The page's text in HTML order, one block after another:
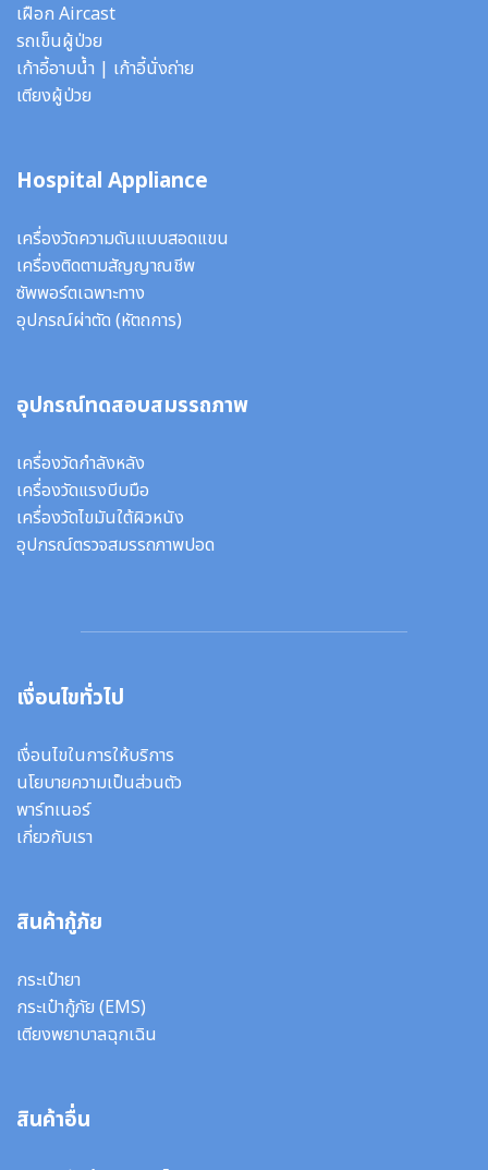
เฝือก Aircast
รถเข็นผู้ป่วย
เก้าอี้อาบน้ำ | เก้าอี้นั่งถ่าย
เตียงผู้ป่วย
Hospital Appliance
เครื่องวัดความดันแบบสอดแขน
เครื่องติดตามสัญญาณชีพ
ซัพพอร์ตเฉพาะทาง
อุปกรณ์ผ่าตัด (หัตถการ)
อุปกรณ์ทดสอบสมรรถภาพ
เครื่องวัดกำลังหลัง
เครื่องวัดแรงบีบมือ
เครื่องวัดไขมันใต้ผิวหนัง
อุปกรณ์ตรวจสมรรถภาพปอด
เงื่อนไขทั่วไป
เงื่อนไขในการให้บริการ
นโยบายความเป็นส่วนตัว
พาร์ทเนอร์
เกี่ยวกับเรา
สินค้ากู้ภัย
กระเป๋ายา
กระเป๋ากู้ภัย (EMS)
เตียงพยาบาลฉุกเฉิน
สินค้าอื่น